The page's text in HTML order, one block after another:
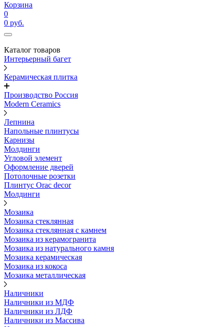
Корзина
0
0 руб.
Каталог товаров
Интерьерный багет
Керамическая плитка
Производство Россия
Modern Ceramics
Лепнина
Напольные плинтусы
Карнизы
Молдинги
Угловой элемент
Оформление дверей
Потолочные розетки
Плинтус Orac decor
Молдинги
Мозаика
Мозаика стеклянная
Мозаика стеклянная с камнем
Мозаика из керамогранита
Мозаика из натурального камня
Мозаика керамическая
Мозаика из кокоса
Мозаика металлическая
Наличники
Наличники из МДФ
Наличники из ЛДФ
Наличники из Массива